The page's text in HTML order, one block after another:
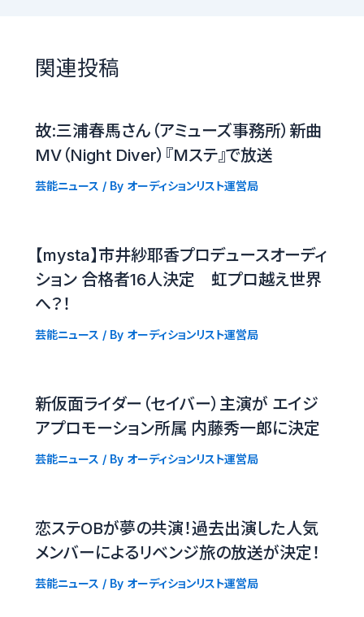
関連投稿
故:三浦春馬さん（アミューズ事務所）新曲
MV（Night Diver）『Mステ』で放送
芸能ニュース / By オーディションリスト運営局
【mysta】市井紗耶香プロデュースオーディ
ション 合格者16人決定 虹プロ越え世界
へ？！
芸能ニュース / By オーディションリスト運営局
新仮面ライダー（セイバー）主演が エイジ
アプロモーション所属 内藤秀一郎に決定
芸能ニュース / By オーディションリスト運営局
恋ステOBが夢の共演！過去出演した人気
メンバーによるリベンジ旅の放送が決定！
芸能ニュース / By オーディションリスト運営局